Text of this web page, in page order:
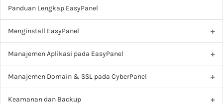
Panduan Lengkap EasyPanel
Menginstall EasyPanel
Manajemen Aplikasi pada EasyPanel
Manajemen Domain & SSL pada CyberPanel
Keamanan dan Backup